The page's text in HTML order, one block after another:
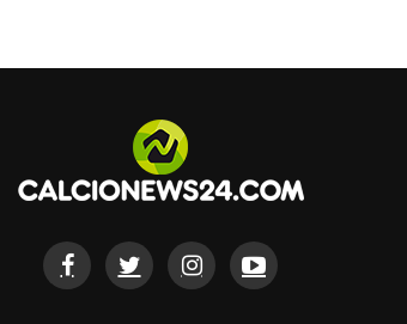
aperto. I disimpegni errati
raramente i Reds riuscivano a
vedere una superiorità tecnica che è